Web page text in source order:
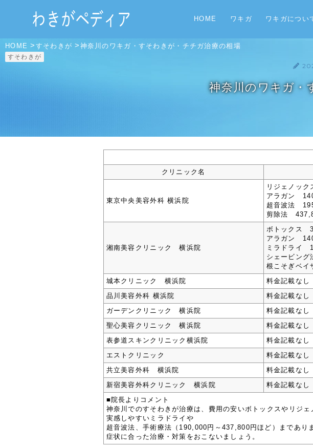
HOME ワキガ ワキガについ
HOME > すそわきが > 神奈川のワキガ・すそわきが・チチガ治療の相場
すそわきが
神奈川のワキガ・
クリニック名
東京中央美容外科 横浜院
リジェノッ
アラガン
超音波法
剪除法
湘南美容クリニック 横浜院
ボトックス
アラガン
ミラドライ
シェービン
根こそぎベ
城本クリニック 横浜院
料金記載なし
品川美容外科 横浜院
料金記載なし
ガーデンクリニック 横浜院
料金記載なし
聖心美容クリニック 横浜院
料金記載なし
表参道スキンクリニック横浜院
料金記載なし
エストクリニック
料金記載なし
共立美容外科 横浜院
料金記載なし
新宿美容外科クリニック 横浜院
料金記載なし
■院長よりコメント
神奈川でのすそわきが治療は、費用の安いボトックスやリジ
実感しやすいミラドライや
超音波法、手術療法（190,000円～437,800円ほど）まであり
症状に合った治療・対策をおこないましょう。